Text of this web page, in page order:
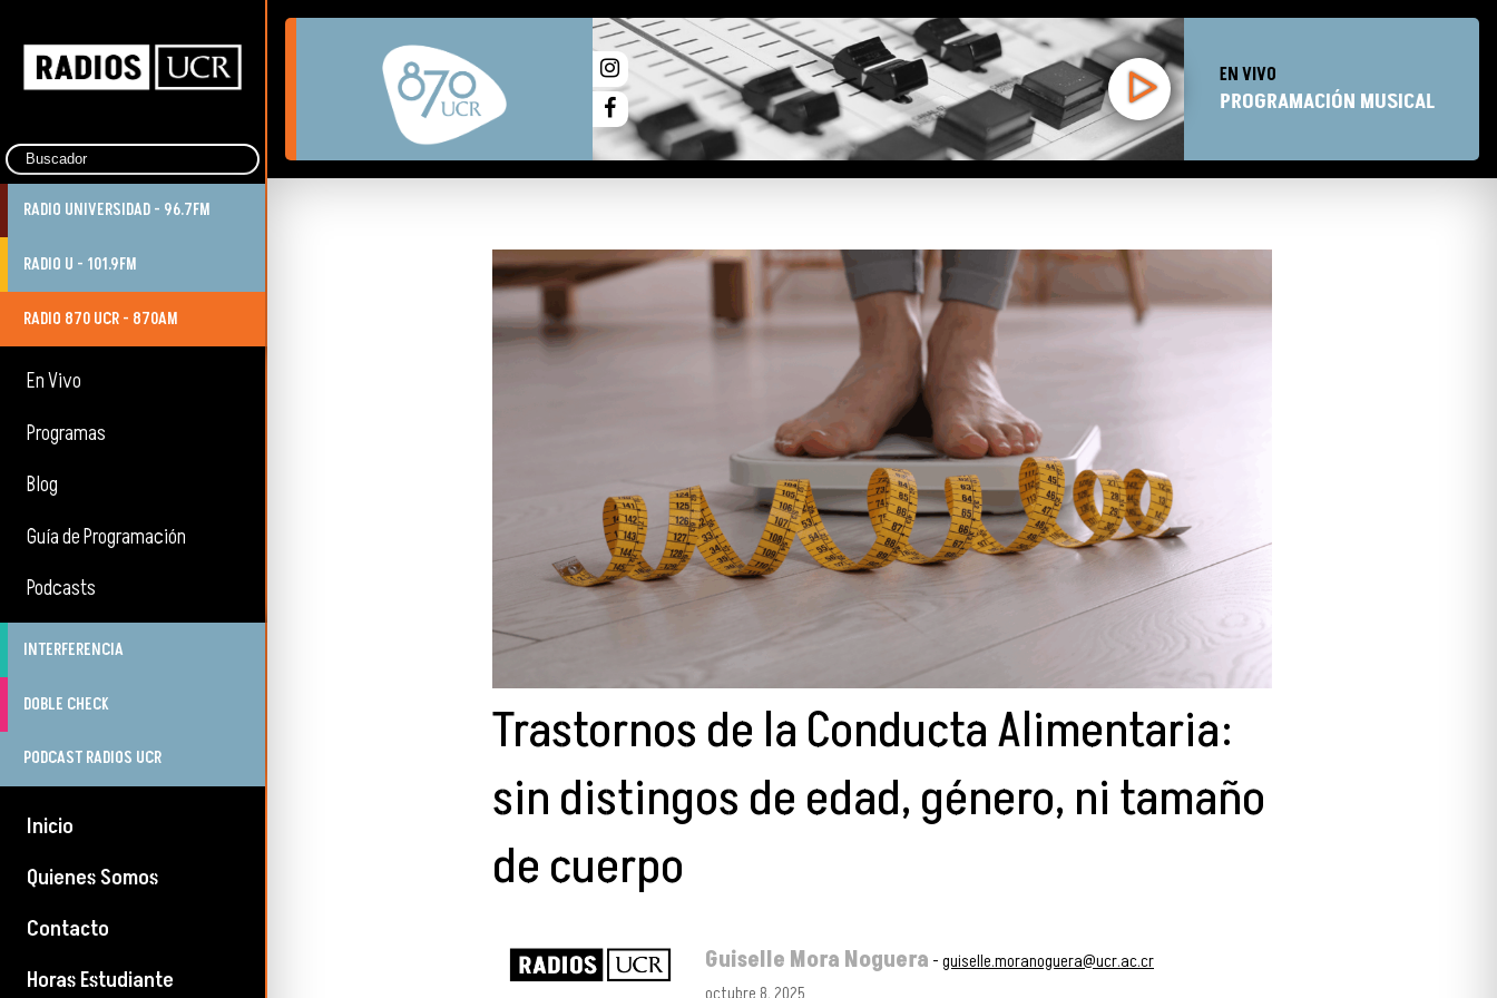
RADIO UNIVERSIDAD - 96.7FM
RADIO U - 101.9FM
RADIO 870 UCR - 870AM
En Vivo
Programas
Blog
Guía de Programación
Podcasts
INTERFERENCIA
DOBLE CHECK
PODCAST RADIOS UCR
Inicio
Quienes Somos
Contacto
Horas Estudiante
EN VIVO
PROGRAMACIÓN MUSICAL
Trastornos de la Conducta Alimentaria:
sin distingos de edad, género, ni tamaño
de cuerpo
Guiselle Mora Noguera -guiselle.moranoguera@ucr.ac.cr